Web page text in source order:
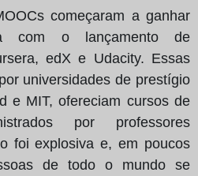
começaram a ganhar
com o lançamento de
edX e Udacity. Essas
universidades de prestígio
e MIT, ofereciam cursos de
por professores
foi explosiva e, em poucos
de todo o mundo se